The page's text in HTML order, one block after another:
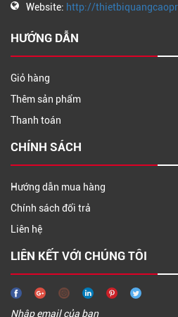
Website: http://
HƯỚNG DẪN
Giỏ hàng
Thêm sản phẩm
Thanh toán
CHÍNH SÁCH
Hướng dẫn mua hàng
Chính sách đổi trả
Liên hệ
LIÊN KẾT VỚI CHÚNG TÔI
Nhập email của bạn